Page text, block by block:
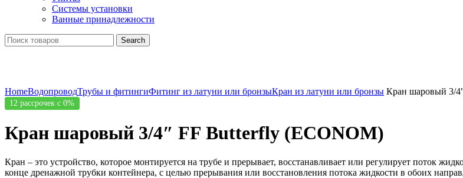
Системы установки
Ванные принадлежности
Search
HomeВодопроводТрубы и фитингиФитинг из латуни или бронзыКран из латуни или бронзы Кран шаровый 3/
12 рассрочек с 0%
Кран шаровый 3/4″ FF Butterfly (ECONOM)
Кран – это устройство, которое монтируется на трубе и прерывает, восстанавливает или регулирует поток
конце дренажной трубки контейнера, с целью прерывания или восстановления потока жидкости в обоих